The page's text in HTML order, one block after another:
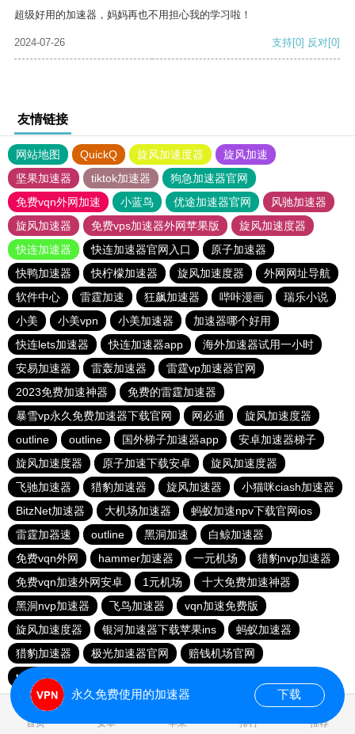
超级好用的加速器，妈妈再也不用担心我的学习啦！
2024-07-26 支持[0] 反对[0]
友情链接
网站地图 QuickQ 旋风加速度器
旋风加速
坚果加速器
tiktok加速器
狗急加速器官网
免费vqn外网加速
小蓝鸟 优途加速器官网
风驰加速器
旋风加速器
免费vps加速器外网苹果版
旋风加速度器
快连加速器
快连加速器官网入口
原子加速器
快鸭加速器
快柠檬加速器 旋风加速度器
外网网址导航
软件中心
雷霆加速 狂飙加速器 哔咔漫画
瑞乐小说
小美
小美vpn 小美加速器
加速器哪个好用
快连lets加速器
快连加速器app
海外加速器试用一小时
安易加速器
雷轰加速器
雷霆vp加速器官网
2023免费加速神器
免费的雷霆加速器
暴雪vp永久免费加速器下载官网
网必通
旋风加速度器
outline
outline 国外梯子加速器app
安卓加速器梯子
旋风加速度器
原子加速下载安卓
旋风加速度器
飞驰加速器
猎豹加速器 旋风加速器
小猫咪ciash加速器
BitzNet加速器
大机场加速器
蚂蚁加速npv下载官网ios
雷霆加器速
outline 黑洞加速
白鲸加速器
免费vqn外网
hammer加速器 一元机场
猎豹nvp加速器
免费vqn加速外网安卓
1元机场
十大免费加速神器
黑洞nvp加速器
飞鸟加速器
vqn加速免费版
旋风加速度器
银河加速器下载苹果ins
蚂蚁加速器
猎豹加速器
极光加速器官网
赔钱机场官网
twitter加速器
首页 安卓 苹果 排行 推荐
永久免费使用的加速器 下载
0.016479s